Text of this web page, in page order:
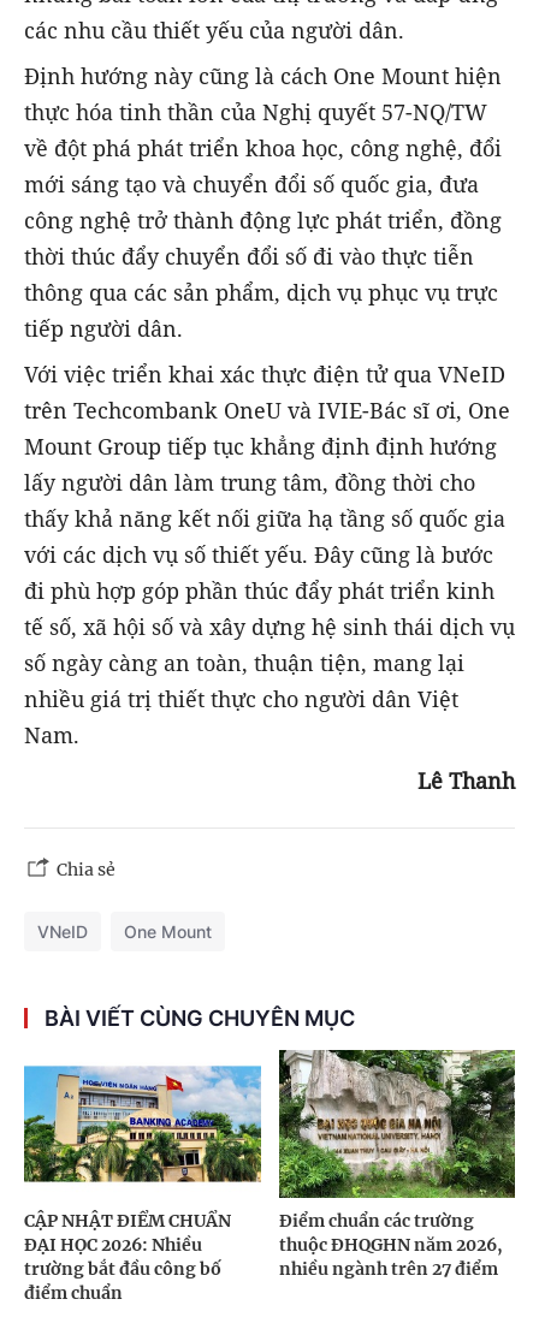
các nhu cầu thiết yếu của người dân.
Định hướng này cũng là cách One Mount hiện
thực hóa tinh thần của Nghị quyết 57-NQ/TW
về đột phá phát triển khoa học, công nghệ, đổi
mới sáng tạo và chuyển đổi số quốc gia, đưa
công nghệ trở thành động lực phát triển, đồng
thời thúc đẩy chuyển đổi số đi vào thực tiễn
thông qua các sản phẩm, dịch vụ phục vụ trực
tiếp người dân.
Với việc triển khai xác thực điện tử qua VNeID
trên Techcombank OneU và IVIE-Bác sĩ ơi, One
Mount Group tiếp tục khẳng định định hướng
lấy người dân làm trung tâm, đồng thời cho
thấy khả năng kết nối giữa hạ tầng số quốc gia
với các dịch vụ số thiết yếu. Đây cũng là bước
đi phù hợp góp phần thúc đẩy phát triển kinh
tế số, xã hội số và xây dựng hệ sinh thái dịch vụ
số ngày càng an toàn, thuận tiện, mang lại
nhiều giá trị thiết thực cho người dân Việt
Nam.
Lê Thanh
Chia sẻ
VNeID One Mount
BÀI VIẾT CÙNG CHUYÊN MỤC
CẬP NHẬT ĐIỂM CHUẨN
ĐẠI HỌC 2026: Nhiều
trường bắt đầu công bố
điểm chuẩn
Điểm chuẩn các trường
thuộc ĐHQGHN năm 2026,
nhiều ngành trên 27 điểm